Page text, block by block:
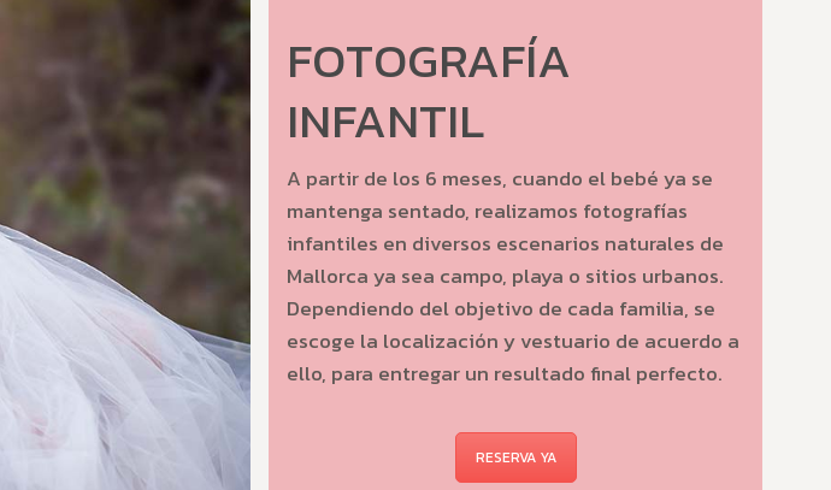
FOTOGRAFÍA
INFANTIL
A partir de los 6 meses, cuando el bebé ya se
mantenga sentado, realizamos fotografías
infantiles en diversos escenarios naturales de
Mallorca ya sea campo, playa o sitios urbanos.
Dependiendo del objetivo de cada familia, se
escoge la localización y vestuario de acuerdo a
ello, para entregar un resultado final perfecto.
RESERVA YA